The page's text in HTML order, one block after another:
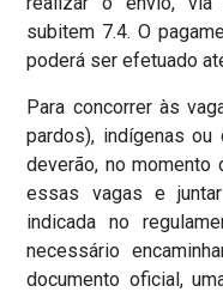
subitem 7.4. O
poderá ser efetuado
Para concorrer às
pardos), indígenas ou
deverão, no momento
essas vagas e
indicada no
necessário
documento oficial,